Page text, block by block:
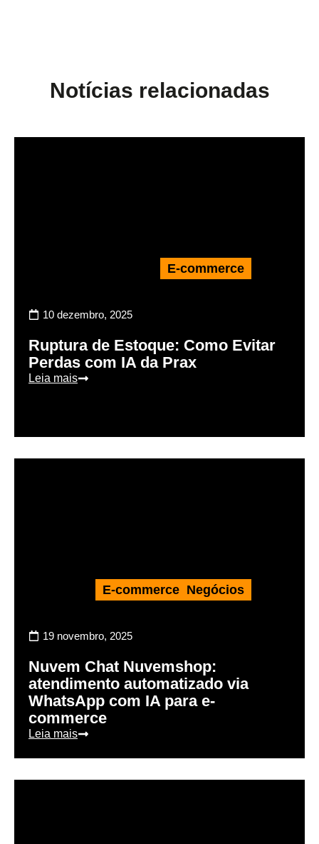
Notícias relacionadas
E-commerce
10 dezembro, 2025
Ruptura de Estoque: Como Evitar
Perdas com IA da Prax
Leia mais
E-commerce, Negócios
19 novembro, 2025
Nuvem Chat Nuvemshop:
atendimento automatizado via
WhatsApp com IA para e-
commerce
Leia mais